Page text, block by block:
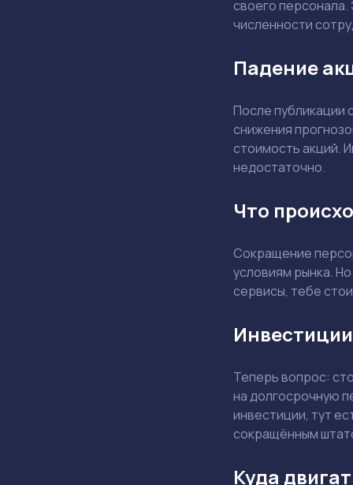
своего
численности
Падение
После публикации
снижения
стоимость акций.
недостаточно.
Что
Сокращение
условиям рынка.
сервисы, тебе
Теперь вопрос:
на долгосрочную
инвестиции, тут
сокращённым
Куда